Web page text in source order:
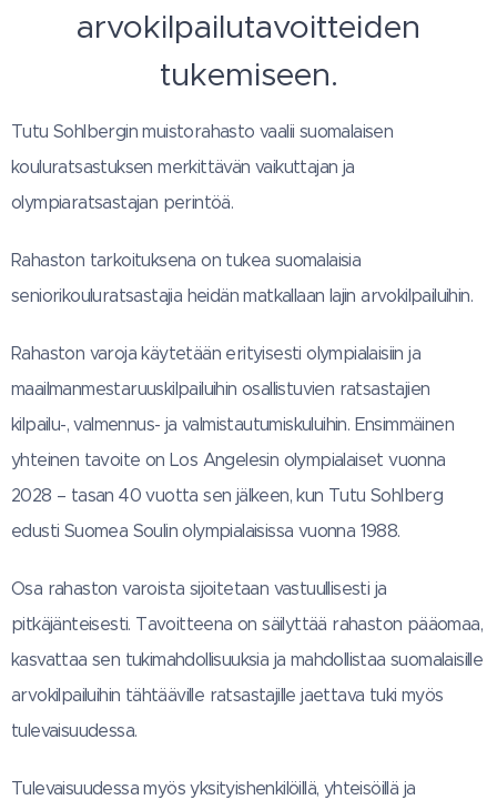
arvokilpailutavoitteiden
tukemiseen.
Tutu Sohlbergin muistorahasto vaalii suomalaisen
kouluratsastuksen merkittävän vaikuttajan ja
olympiaratsastajan perintöä.
Rahaston tarkoituksena on tukea suomalaisia
seniorikouluratsastajia heidän matkallaan lajin arvokilpailuihin.
Rahaston varoja käytetään erityisesti olympialaisiin ja
maailmanmestaruuskilpailuihin osallistuvien ratsastajien
kilpailu-, valmennus- ja valmistautumiskuluihin. Ensimmäinen
yhteinen tavoite on Los Angelesin olympialaiset vuonna
2028 – tasan 40 vuotta sen jälkeen, kun Tutu Sohlberg
edusti Suomea Soulin olympialaisissa vuonna 1988.
Osa rahaston varoista sijoitetaan vastuullisesti ja
pitkäjänteisesti. Tavoitteena on säilyttää rahaston pääomaa,
kasvattaa sen tukimahdollisuuksia ja mahdollistaa suomalaisille
arvokilpailuihin tähtääville ratsastajille jaettava tuki myös
tulevaisuudessa.
Tulevaisuudessa myös yksityishenkilöillä, yhteisöillä ja